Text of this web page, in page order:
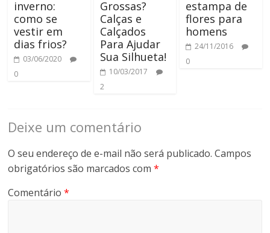
inverno:
como se
vestir em
dias frios?
03/06/2020
0
Grossas?
Calças e
Calçados
Para Ajudar
Sua Silhueta!
10/03/2017
2
estampa de
flores para
homens
24/11/2016
0
Deixe um comentário
O seu endereço de e-mail não será publicado. Campos
obrigatórios são marcados com*
Comentário*